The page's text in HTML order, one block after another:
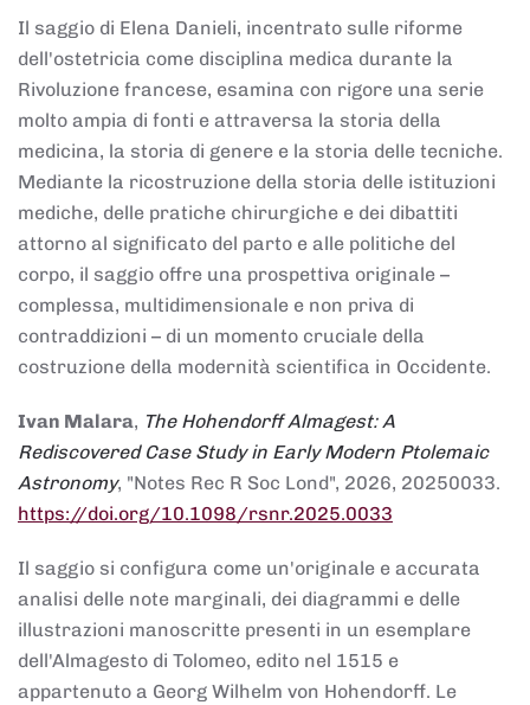
Il saggio di Elena Danieli, incentrato sulle riforme
dell'ostetricia come disciplina medica durante la
Rivoluzione francese, esamina con rigore una serie
molto ampia di fonti e attraversa la storia della
medicina, la storia di genere e la storia delle tecniche.
Mediante la ricostruzione della storia delle istituzioni
mediche, delle pratiche chirurgiche e dei dibattiti
attorno al significato del parto e alle politiche del
corpo, il saggio offre una prospettiva originale –
complessa, multidimensionale e non priva di
contraddizioni – di un momento cruciale della
costruzione della modernità scientifica in Occidente.
Ivan Malara, The Hohendorff Almagest: A
Rediscovered Case Study in Early Modern Ptolemaic
Astronomy, "Notes Rec R Soc Lond", 2026, 20250033.
https://doi.org/10.1098/rsnr.2025.0033
Il saggio si configura come un'originale e accurata
analisi delle note marginali, dei diagrammi e delle
illustrazioni manoscritte presenti in un esemplare
dell'Almagesto di Tolomeo, edito nel 1515 e
appartenuto a Georg Wilhelm von Hohendorff. Le